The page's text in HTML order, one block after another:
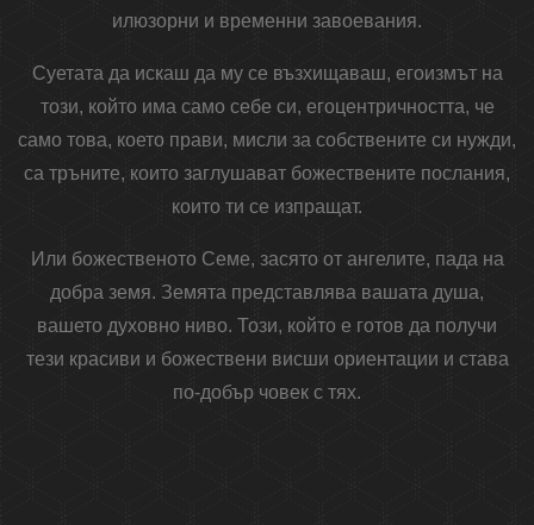
илюзорни и временни завоевания.
Суетата да искаш да му се възхищаваш, егоизмът на
този, който има само себе си, егоцентричността, че
само това, което прави, мисли за собствените си нужди,
са тръните, които заглушават божествените послания,
които ти се изпращат.
Или божественото Семе, засято от ангелите, пада на
добра земя. Земята представлява вашата душа,
вашето духовно ниво. Този, който е готов да получи
тези красиви и божествени висши ориентации и става
по-добър човек с тях.